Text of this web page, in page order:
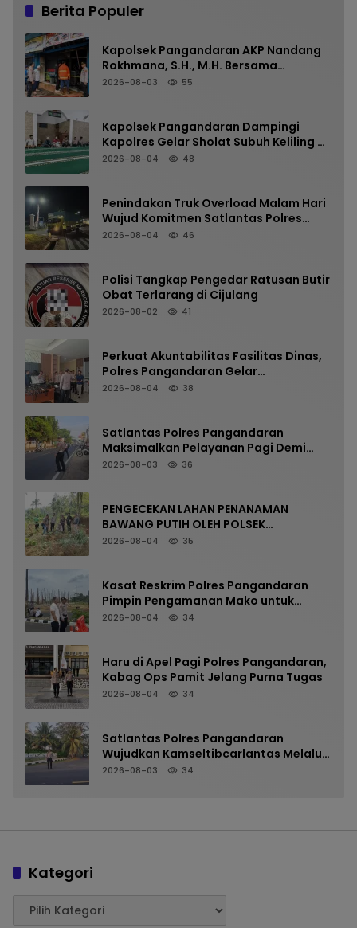
Berita Populer
Kapolsek Pangandaran AKP Nandang
Rokhmana, S.H., M.H. Bersama
Anggota Cek TKP Kebakaran Ruko
2026-08-03 55
Kapolsek Pangandaran Dampingi
Kapolres Gelar Sholat Subuh Keliling di
Masjid Jami Al-Furqon, Pererat
2026-08-04 48
Penindakan Truk Overload Malam Hari
Wujud Komitmen Satlantas Polres
Pangandaran Menjaga Keselamatan
2026-08-04 46
Polisi Tangkap Pengedar Ratusan Butir
Obat Terlarang di Cijulang
2026-08-02 41
Perkuat Akuntabilitas Fasilitas Dinas,
Polres Pangandaran Gelar
Pemeriksaan Senpi Berkala
2026-08-04 38
Satlantas Polres Pangandaran
Maksimalkan Pelayanan Pagi Demi
Kelancaran Arus Kendaraan
2026-08-03 36
PENGECEKAN LAHAN PENANAMAN
BAWANG PUTIH OLEH POLSEK
LANGKAPLANCAR DUKUNG PROGRAM
2026-08-04 35
Kasat Reskrim Polres Pangandaran
Pimpin Pengamanan Mako untuk
Perkuat Kesiapsiagaan Personel
2026-08-04 34
Haru di Apel Pagi Polres Pangandaran,
Kabag Ops Pamit Jelang Purna Tugas
2026-08-04 34
Satlantas Polres Pangandaran
Wujudkan Kamseltibcarlantas Melalui
Pelayanan Arus Pagi
2026-08-03 34
Kategori